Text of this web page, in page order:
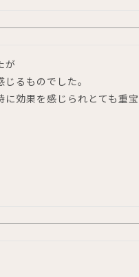
が
るものでした。
効果を感じられとても重宝